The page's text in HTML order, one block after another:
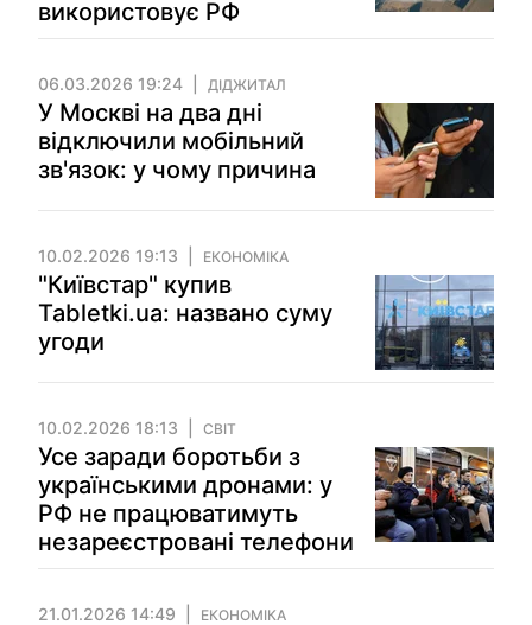
використовує РФ
06.03.2026 19:24 ДІДЖИТАЛ
У Москві на два дні
відключили мобільний
зв'язок: у чому причина
10.02.2026 19:13 ЕКОНОМІКА
"Київстар" купив
Tabletki.ua: названо суму
угоди
10.02.2026 18:13 СВІТ
Усе заради боротьби з
українськими дронами: у
РФ не працюватимуть
незареєстровані телефони
21.01.2026 14:49 ЕКОНОМІКА